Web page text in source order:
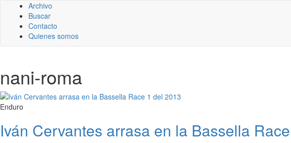
Archivo
Buscar
Contacto
Quienes somos
nani-roma
Enduro
Iván Cervantes arrasa en la Bassella